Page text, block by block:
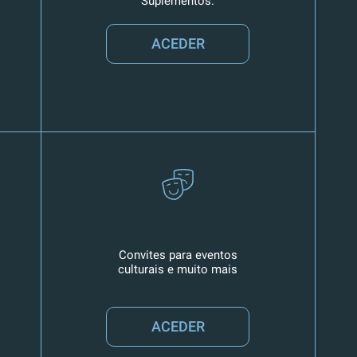
ACEDER
Convites para eventos
culturais e muito mais
ACEDER